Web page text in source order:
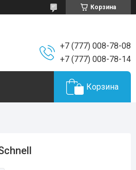
Корзина
+7 (777) 008-78-08
+7 (777) 008-78-14
Корзина